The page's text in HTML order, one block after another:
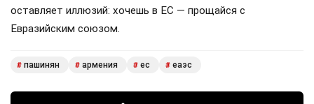
оставляет иллюзий: хочешь в ЕС — прощайся с
Евразийским союзом.
# пашинян # армения # ес # еаэс